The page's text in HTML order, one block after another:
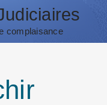
complaisance